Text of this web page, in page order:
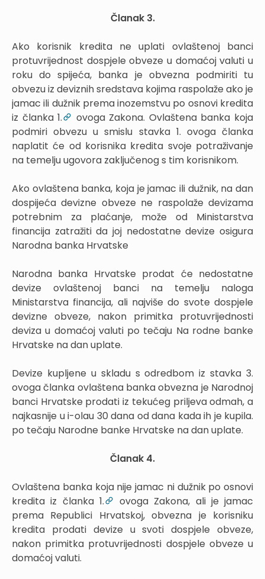
Članak 3.
Ako korisnik kredita ne uplati ovlaštenoj banci
protuvrijednost dospjele obveze u domaćoj valuti u
roku do spijeća, banka je obvezna podmiriti tu
obvezu iz deviznih sredstava kojima raspolaže ako je
jamac ili dužnik prema inozemstvu po osnovi kredita
iz članka 1.
ovoga Zakona. Ovlaštena banka koja
podmiri obvezu u smislu stavka 1. ovoga članka
naplatit će od korisnika kredita svoje potraživanje
na temelju ugovora zaključenog s tim korisnikom.
Ako ovlaštena banka, koja je jamac ili dužnik, na dan
dospijeća devizne obveze ne raspolaže devizama
potrebnim za plaćanje, može od Ministarstva
financija zatražiti da joj nedostatne devize osigura
Narodna banka Hrvatske
Narodna banka Hrvatske prodat će nedostatne
devize ovlaštenoj banci na temelju naloga
Ministarstva financija, ali najviše do svote dospjele
devizne obveze, nakon primitka protuvrijednosti
deviza u domaćoj valuti po tečaju Na rodne banke
Hrvatske na dan uplate.
Devize kupljene u skladu s odredbom iz stavka 3.
ovoga članka ovlaštena banka obvezna je Narodnoj
banci Hrvatske prodati iz tekućeg priljeva odmah, a
najkasnije u i-olau 30 dana od dana kada ih je kupila.
po tečaju Narodne banke Hrvatske na dan uplate.
Članak 4.
Ovlaštena banka koja nije jamac ni dužnik po osnovi
kredita iz članka 1.
ovoga Zakona, ali je jamac
prema Republici Hrvatskoj, obvezna je korisniku
kredita prodati devize u svoti dospjele obveze,
nakon primitka protuvrijednosti dospjele obveze u
domaćoj valuti.